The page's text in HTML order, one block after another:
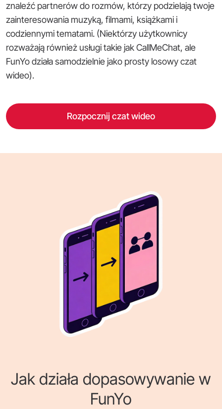
znaleźć partnerów do rozmów, którzy podzielają twoje
zainteresowania muzyką, filmami, książkami i
codziennymi tematami. (Niektórzy użytkownicy
rozważają również usługi takie jak CallMeChat, ale
FunYo działa samodzielnie jako prosty losowy czat
wideo).
Rozpocznij czat wideo
Jak działa dopasowywanie w
FunYo